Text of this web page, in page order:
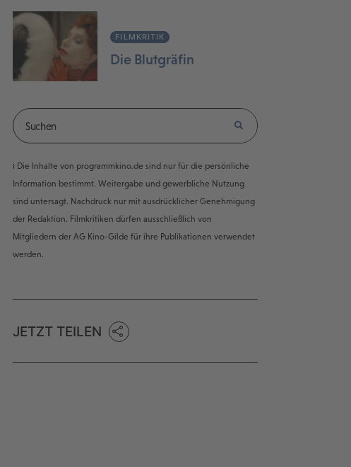
FILMKRITIK
Die Blutgräfin
ℹ️ Die Inhalte von programmkino.de sind nur für die persönliche
Information bestimmt. Weitergabe und gewerbliche Nutzung
sind untersagt. Nachdruck nur mit ausdrücklicher Genehmigung
der Redaktion. Filmkritiken dürfen ausschließlich von
Mitgliedern der AG Kino-Gilde für ihre Publikationen verwendet
werden.
JETZT TEILEN